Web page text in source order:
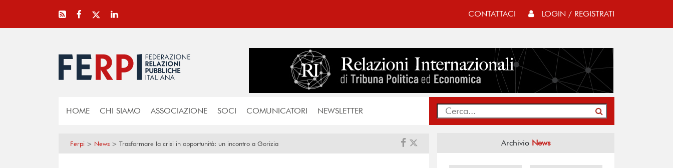
CONTATTACI LOGIN / REGISTRATI
HOME CHI SIAMO ASSOCIAZIONE SOCI COMUNICATORI NEWSLETTER
Ferpi > News > Trasformare la crisi in opportunità: un incontro a Gorizia Archivio News